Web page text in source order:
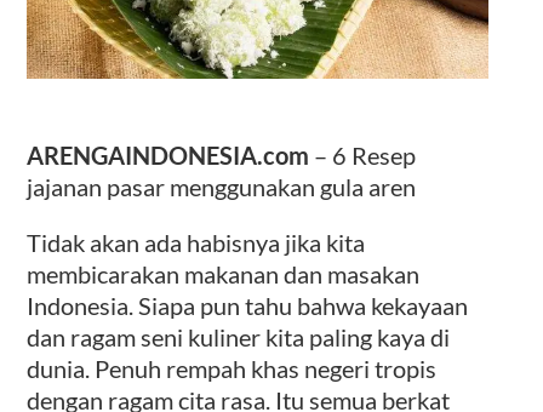
ARENGAINDONESIA.com – 6 Resep
jajanan pasar menggunakan gula aren
Tidak akan ada habisnya jika kita
membicarakan makanan dan masakan
Indonesia. Siapa pun tahu bahwa kekayaan
dan ragam seni kuliner kita paling kaya di
dunia. Penuh rempah khas negeri tropis
dengan ragam cita rasa. Itu semua berkat